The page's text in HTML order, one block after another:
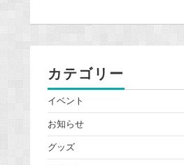
カテゴリー
イベント
お知らせ
グッズ